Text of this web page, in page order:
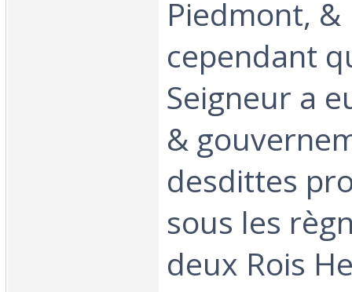
Piedmont,
cependant
Seigneur a
&
desdittes
sous les
deux Rois